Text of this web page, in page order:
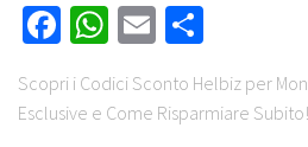
Facebook
WhatsApp
Email
Scopri i Codici Sconto Helbiz per
Esclusive e Come Risparmiare